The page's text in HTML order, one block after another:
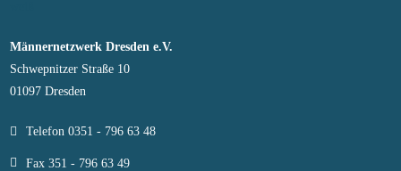
Männernetzwerk Dresden e.V.
Schwepnitzer Straße 10
01097 Dresden
Telefon 0351 - 796 63 48
Fax 351 - 796 63 49